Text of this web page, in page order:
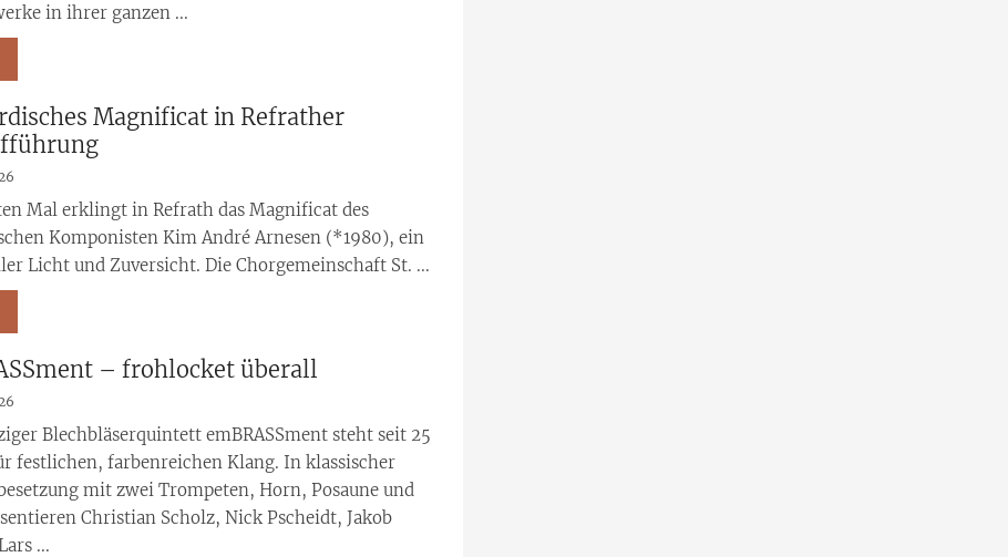
in ihrer ganzen ...
Magnificat in Refrather
Mal erklingt in Refrath das Magnificat des
Komponisten Kim André Arnesen (*1980), ein
Licht und Zuversicht. Die Chorgemeinschaft St. ...
– frohlocket überall
Blechbläserquintett emBRASSment steht seit 25
festlichen, farbenreichen Klang. In klassischer
mit zwei Trompeten, Horn, Posaune und
Christian Scholz, Nick Pscheidt, Jakob
...